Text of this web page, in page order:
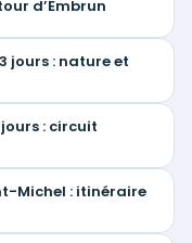
d’Embrun
jours : nature et
: circuit
Michel : itinéraire